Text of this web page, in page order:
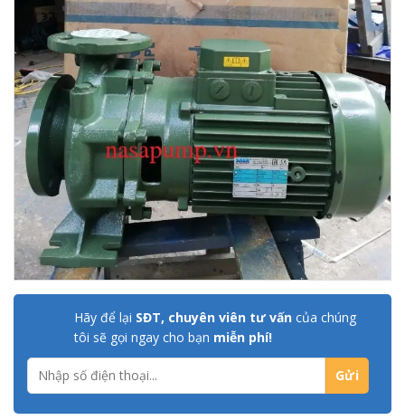
Hãy để lại SĐT, chuyên viên tư vấn của chúng
tôi sẽ gọi ngay cho bạn miễn phí!